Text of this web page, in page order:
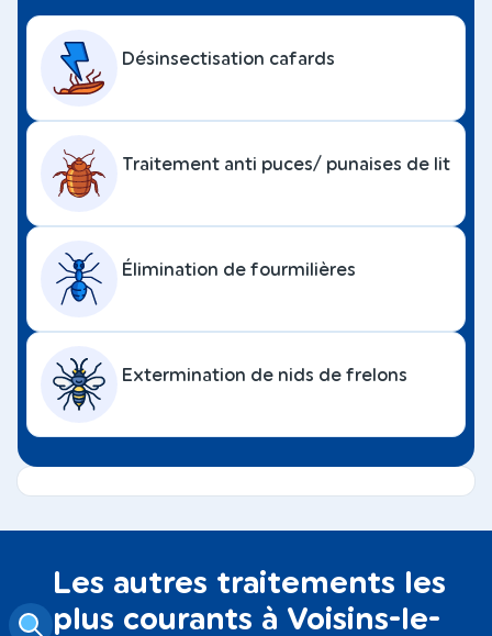
Désinsectisation cafards
Traitement anti puces/ punaises de lit
Élimination de fourmilières
Extermination de nids de frelons
Les autres traitements les
plus courants à Voisins-le-